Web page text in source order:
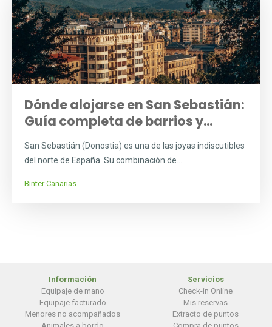
Dónde alojarse en San Sebastián:
Guía completa de barrios y...
San Sebastián (Donostia) es una de las joyas indiscutibles
del norte de España. Su combinación de...
Binter Canarias
Información
Equipaje de mano
Equipaje facturado
Menores no acompañados
Servicios
Check-in Online
Mis reservas
Extracto de puntos